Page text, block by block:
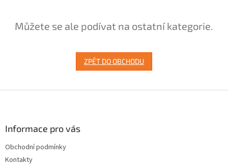
Můžete se ale podívat na ostatní kategorie.
ZPĚT DO OBCHODU
Informace pro vás
Obchodní podmínky
Kontakty